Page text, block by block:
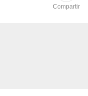
Compartir